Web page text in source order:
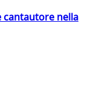
cantautore nella